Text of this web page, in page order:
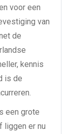
voor een
van
de
kennis
is de
een grote
liggen er nu